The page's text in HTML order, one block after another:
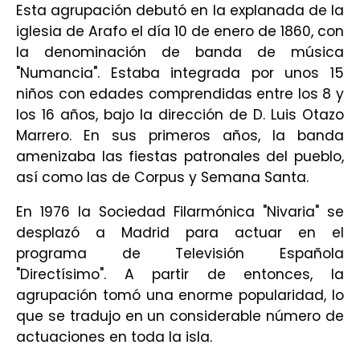
Esta agrupación debutó en la explanada de la
iglesia de Arafo el día 10 de enero de 1860, con
la denominación de banda de música
"Numancia". Estaba integrada por unos 15
niños con edades comprendidas entre los 8 y
los 16 años, bajo la dirección de D. Luis Otazo
Marrero. En sus primeros años, la banda
amenizaba las fiestas patronales del pueblo,
así como las de Corpus y Semana Santa.
En 1976 la Sociedad Filarmónica "Nivaria" se
desplazó a Madrid para actuar en el
programa de Televisión Española
"Directísimo". A partir de entonces, la
agrupación tomó una enorme popularidad, lo
que se tradujo en un considerable número de
actuaciones en toda la isla.